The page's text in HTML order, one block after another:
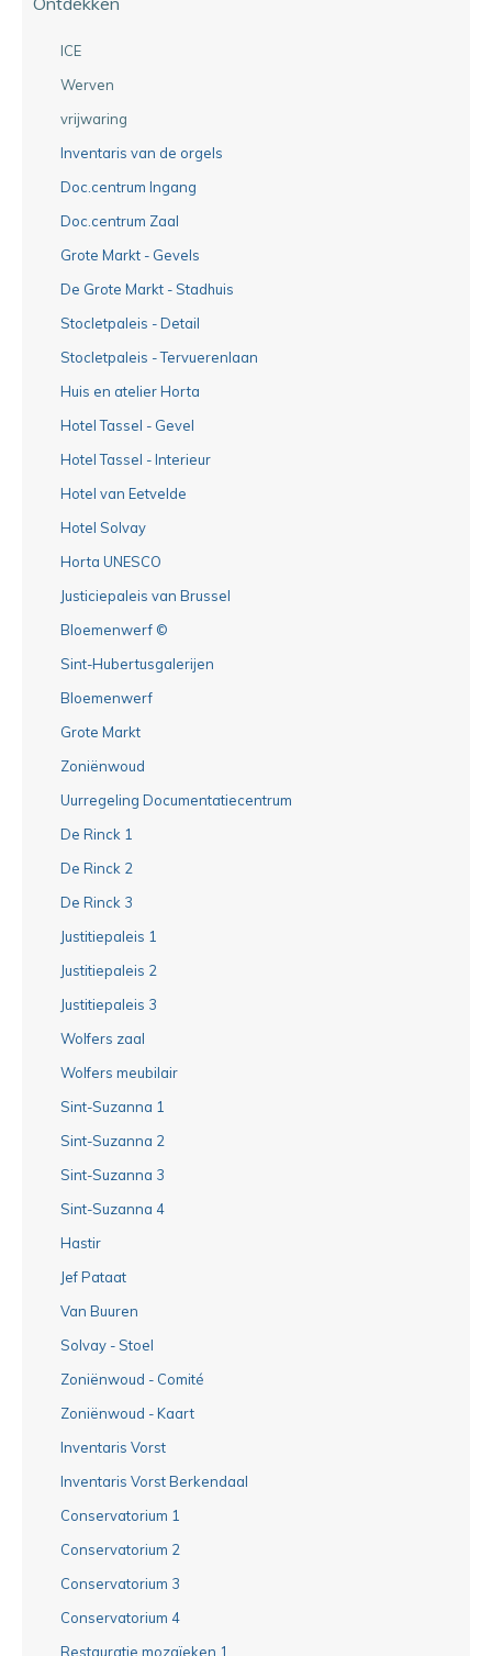
ICE
Werven
vrijwaring
Inventaris van de orgels
Doc.centrum Ingang
Doc.centrum Zaal
Grote Markt - Gevels
De Grote Markt - Stadhuis
Stocletpaleis - Detail
Stocletpaleis - Tervuerenlaan
Huis en atelier Horta
Hotel Tassel - Gevel
Hotel Tassel - Interieur
Hotel van Eetvelde
Hotel Solvay
Horta UNESCO
Justiciepaleis van Brussel
Bloemenwerf ©
Sint-Hubertusgalerijen
Bloemenwerf
Grote Markt
Zoniënwoud
Uurregeling Documentatiecentrum
De Rinck 1
De Rinck 2
De Rinck 3
Justitiepaleis 1
Justitiepaleis 2
Justitiepaleis 3
Wolfers zaal
Wolfers meubilair
Sint-Suzanna 1
Sint-Suzanna 2
Sint-Suzanna 3
Sint-Suzanna 4
Hastir
Jef Pataat
Van Buuren
Solvay - Stoel
Zoniënwoud - Comité
Zoniënwoud - Kaart
Inventaris Vorst
Inventaris Vorst Berkendaal
Conservatorium 1
Conservatorium 2
Conservatorium 3
Conservatorium 4
Restauratie mozaïeken 1